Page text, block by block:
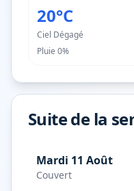
20°C
Ciel Dégagé
Pluie 0%
Suite de la
Mardi 11 Août
Couvert